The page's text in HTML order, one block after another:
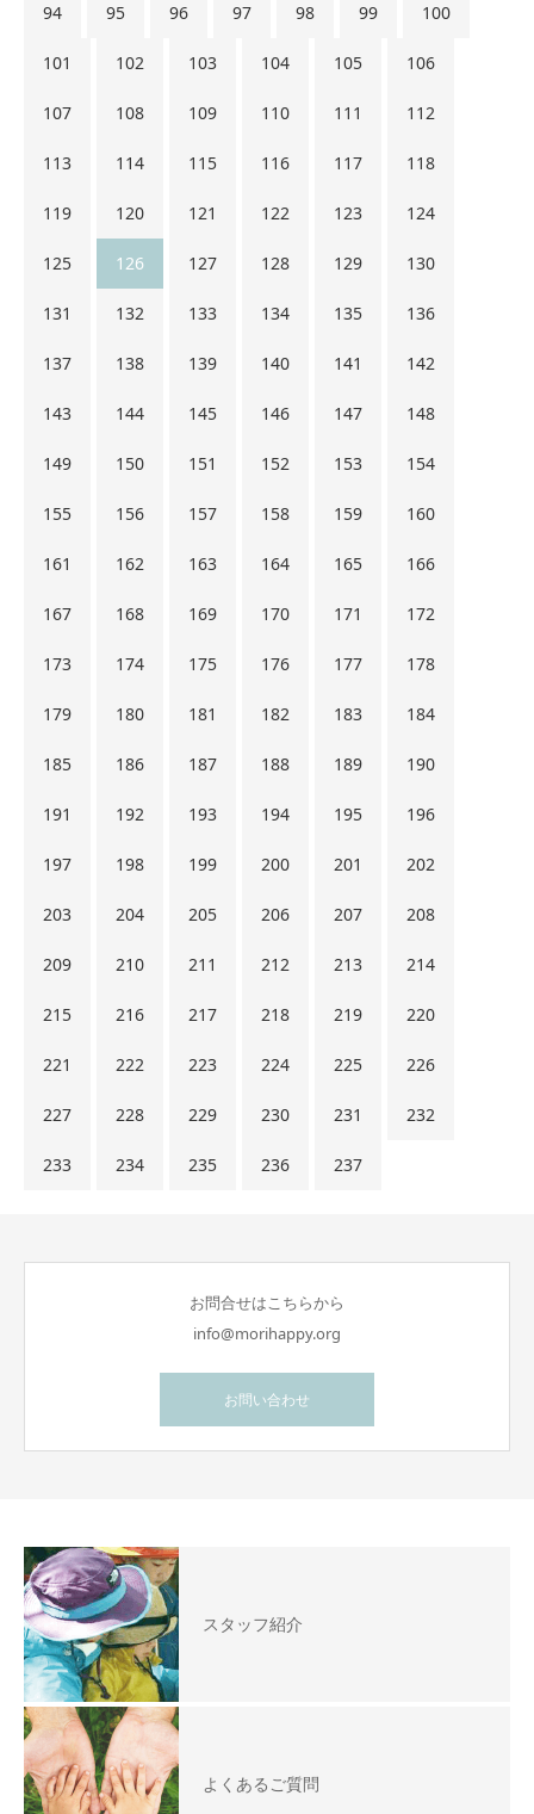
94 95 96 97 98 99 100
101 102 103 104 105 106
107 108 109 110 111 112
113 114 115 116 117 118
119 120 121 122 123 124
125 126 127 128 129 130
131 132 133 134 135 136
137 138 139 140 141 142
143 144 145 146 147 148
149 150 151 152 153 154
155 156 157 158 159 160
161 162 163 164 165 166
167 168 169 170 171 172
173 174 175 176 177 178
179 180 181 182 183 184
185 186 187 188 189 190
191 192 193 194 195 196
197 198 199 200 201 202
203 204 205 206 207 208
209 210 211 212 213 214
215 216 217 218 219 220
221 222 223 224 225 226
227 228 229 230 231 232
233 234 235 236 237
お問合せはこちらから
info@morihappy.org
お問い合わせ
スタッフ紹介
よくあるご質問